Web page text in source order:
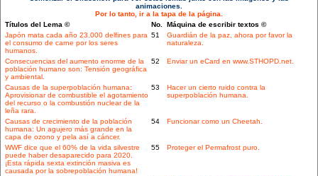
animaciones.
Por lo tanto, ir a la tapa de la página.
Títulos del Lema ©
No. Máquina de escribir textos ©
Japón mata cada año 23.000 delfines para
el consumo de carne por los seres
humanos.
51
Guardián de la paz, ahora por favor la
naturaleza.
Consecuencias del aumento enorme de la
población humano son: Tensión geográfica
y ambiental.
52 Enviar un eCard en www.STHOPD.net.
Causas de la superpoblación humana:
Aprovisionar de combustible el agotamiento
del recurso o la combustión nuclear de la
leña rara.
53
Hacer un cierto ruido contra la
superpoblación humana.
Causas de crecimiento de la población
humana: Un agujero más grande en la
capa de ozono y pela así a cáncer.
54 Funcionar como un Cheetah.
WWF dice que el 60% de la vida silvestre
puede haber desaparecido para 2020.
¡Esta rápida sexta extinción masiva es
causada por la sobrepoblación humana!
55 Proteger el Permafrost puro.